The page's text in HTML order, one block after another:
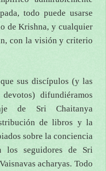
todo puede usarse
de Krishna, y cualquier
con la visión y criterio
sus discípulos (y las
difundiéramos
de Sri Chaitanya
de libros y la
sobre la conciencia
los seguidores de Sri
acharyas. Todo